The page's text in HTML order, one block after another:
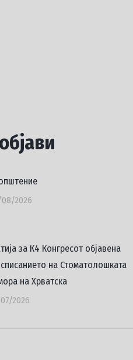
2026
за К4 Конгресот објавена
на Стоматолошката
на Хрватска
2026